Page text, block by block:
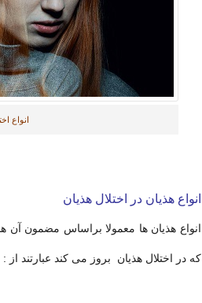
انواع
انواع هذیان در اختلال هذیان
انواع هذیان ها معمولا براساس مضمون آن
که در اختلال هذیان بروز می کند عبارتند از :